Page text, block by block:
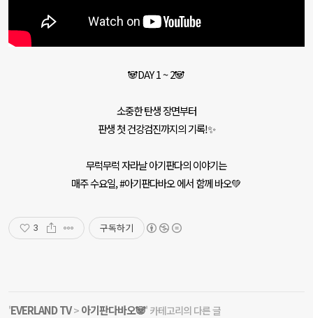
🐼DAY 1 ~ 2🐼
소중한 탄생 장면부터
판생 첫 건강검진까지의 기록!✨
무럭무럭 자라날 아기판다의 이야기는
매주 수요일, #아기판다바오 에서 함께 바오💚
3 구독하기
'EVERLAND TV> 아기판다바오🐼' 카테고리의 다른 글